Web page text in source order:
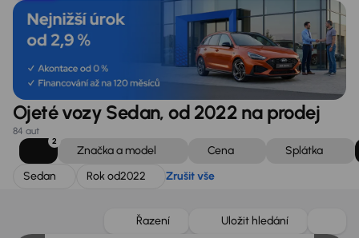
Ojeté vozy Sedan, od 2022 na prodej
84 aut
2
Značka a model Cena
Splátka
Sedan
Rok od2022 Zrušit vše
Řazení Uložit hledání
Zlevněno o 10 000 Kč